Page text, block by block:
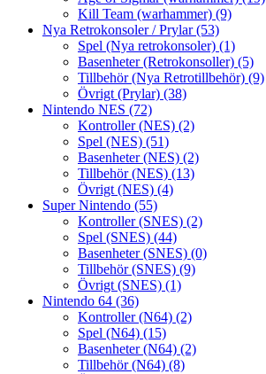
Kill Team (warhammer) (9)
Nya Retrokonsoler / Prylar(53)
Spel (Nya retrokonsoler) (1)
Basenheter (Retrokonsoller) (5)
Tillbehör (Nya Retrotillbehör) (9)
Övrigt (Prylar) (38)
Nintendo NES (72)
Kontroller (NES) (2)
Spel (NES) (51)
Basenheter (NES) (2)
Tillbehör (NES) (13)
Övrigt (NES) (4)
Super Nintendo (55)
Kontroller (SNES) (2)
Spel (SNES) (44)
Basenheter (SNES) (0)
Tillbehör (SNES) (9)
Övrigt (SNES) (1)
Nintendo 64 (36)
Kontroller (N64) (2)
Spel (N64) (15)
Basenheter (N64) (2)
Tillbehör (N64) (8)